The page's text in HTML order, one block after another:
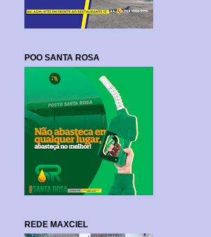
POO SANTA ROSA
REDE MAXCIEL